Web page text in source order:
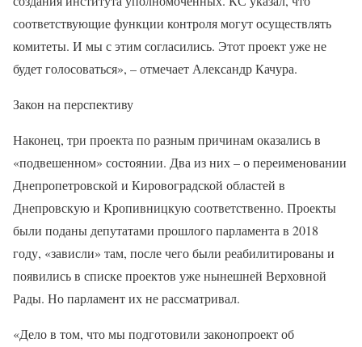
соответствующие функции контроля могут осуществлять
комитеты. И мы с этим согласились. Этот проект уже не
будет голосоваться», – отмечает Александр Качура.
Закон на перспективу
Наконец, три проекта по разным причинам оказались в
«подвешенном» состоянии. Два из них – о переименовании
Днепропетровской и Кировоградской областей в
Днепровскую и Кропивницкую соответственно. Проекты
были поданы депутатами прошлого парламента в 2018
году, «зависли» там, после чего были реабилитированы и
появились в списке проектов уже нынешней Верховной
Рады. Но парламент их не рассматривал.
«Дело в том, что мы подготовили законопроект об